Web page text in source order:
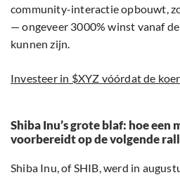
community-interactie opbouwt,
— ongeveer 3000% winst vanaf
kunnen zijn.
Investeer in $XYZ vóórdat de
Shiba Inu’s grote blaf: hoe een
voorbereidt op de volgende
Shiba Inu, of SHIB, werd in